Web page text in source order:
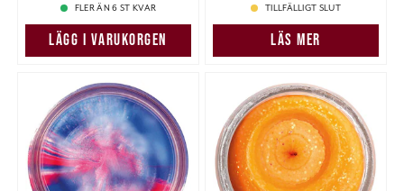
FLER ÄN 6 ST KVAR
LÄGG I VARUKORGEN
TILLFÄLLIGT SLUT
LÄS MER